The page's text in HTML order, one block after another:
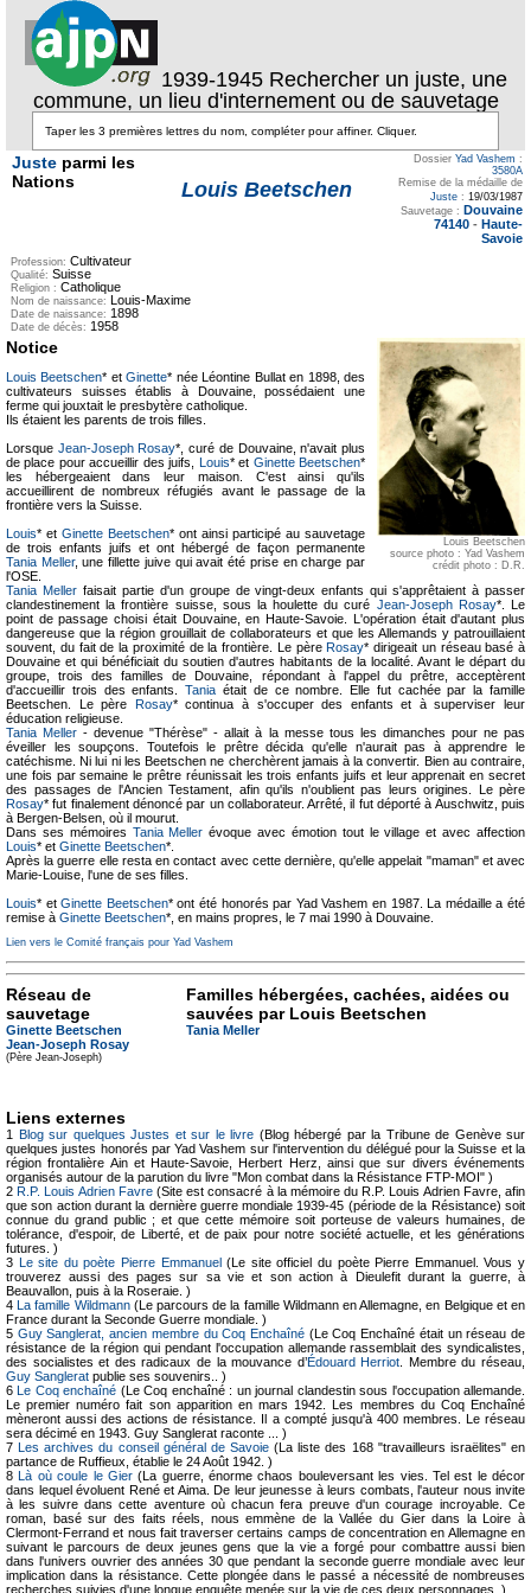
1939-1945 Rechercher un juste, une
commune, un lieu d'internement ou de sauvetage
Juste parmi les
Nations
Louis Beetschen
Dossier Yad Vashem :
3580A
Remise de la médaille de
Juste : 19/03/1987
Sauvetage : Douvaine
74140 - Haute-
Savoie
Profession: Cultivateur
Qualité: Suisse
Religion : Catholique
Nom de naissance: Louis-Maxime
Date de naissance: 1898
Date de décès: 1958
Louis Beetschen
source photo : Yad Vashem
crédit photo : D.R.
Notice
Louis Beetschen* etGinette* née Léontine Bullat en 1898, des
cultivateurs suisses établis à Douvaine, possédaient une
ferme qui jouxtait le presbytère catholique.
Ils étaient les parents de trois filles.
Lorsque Jean-Joseph Rosay*, curé de Douvaine, n'avait plus
de place pour accueillir des juifs, Louis* et Ginette Beetschen*
les hébergeaient dans leur maison. C'est ainsi qu'ils
accueillirent de nombreux réfugiés avant le passage de la
frontière vers la Suisse.
Louis* et Ginette Beetschen* ont ainsi participé au sauvetage
de trois enfants juifs et ont hébergé de façon permanente
Tania Meller, une fillette juive qui avait été prise en charge par
l'OSE.
Tania Mellerfaisait partie d'un groupe de vingt-deux enfants qui s'apprêtaient à passer
clandestinement la frontière suisse, sous la houlette du curé Jean-Joseph Rosay*. Le
point de passage choisi était Douvaine, en Haute-Savoie. L'opération était d'autant plus
dangereuse que la région grouillait de collaborateurs et que les Allemands y patrouillaient
souvent, du fait de la proximité de la frontière. Le pèreRosay* dirigeait un réseau basé à
Douvaine et qui bénéficiait du soutien d'autres habitants de la localité. Avant le départ du
groupe, trois des familles de Douvaine, répondant à l'appel du prêtre, acceptèrent
d'accueillir trois des enfants.Tania était de ce nombre. Elle fut cachée par la famille
Beetschen. Le père Rosay* continua à s'occuper des enfants et à superviser leur
éducation religieuse.
Tania Meller - devenue "Thérèse" - allait à la messe tous les dimanches pour ne pas
éveiller les soupçons. Toutefois le prêtre décida qu'elle n'aurait pas à apprendre le
catéchisme. Ni lui ni les Beetschen ne cherchèrent jamais à la convertir. Bien au contraire,
une fois par semaine le prêtre réunissait les trois enfants juifs et leur apprenait en secret
des passages de l'Ancien Testament, afin qu'ils n'oublient pas leurs origines. Le père
Rosay* fut finalement dénoncé par un collaborateur. Arrêté, il fut déporté à Auschwitz, puis
à Bergen-Belsen, où il mourut.
Dans ses mémoires Tania Meller évoque avec émotion tout le village et avec affection
Louis* et Ginette Beetschen*.
Après la guerre elle resta en contact avec cette dernière, qu'elle appelait "maman" et avec
Marie-Louise, l'une de ses filles.
Louis* etGinette Beetschen* ont été honorés par Yad Vashem en 1987. La médaille a été
remise à Ginette Beetschen*, en mains propres, le 7 mai 1990 à Douvaine.
Lien vers le Comité français pour Yad Vashem
Réseau de
sauvetage
Ginette Beetschen
Jean-Joseph Rosay
(Père Jean-Joseph)
Familles hébergées, cachées, aidées ou
sauvées par Louis Beetschen
Tania Meller
Liens externes
1 Blog sur quelques Justes et sur le livre (Blog hébergé par la Tribune de Genève sur
quelques justes honorés par Yad Vashem sur l'intervention du délégué pour la Suisse et la
région frontalière Ain et Haute-Savoie, Herbert Herz, ainsi que sur divers événements
organisés autour de la parution du livre "Mon combat dans la Résistance FTP-MOI" )
2R.P. Louis Adrien Favre(Site est consacré à la mémoire du R.P. Louis Adrien Favre, afin
que son action durant la dernière guerre mondiale 1939-45 (période de la Résistance) soit
connue du grand public ; et que cette mémoire soit porteuse de valeurs humaines, de
tolérance, d'espoir, de Liberté, et de paix pour notre société actuelle, et les générations
futures. )
3 Le site du poète Pierre Emmanuel(Le site officiel du poète Pierre Emmanuel. Vous y
trouverez aussi des pages sur sa vie et son action à Dieulefit durant la guerre, à
Beauvallon, puis à la Roseraie. )
4La famille Wildmann(Le parcours de la famille Wildmann en Allemagne, en Belgique et en
France durant la Seconde Guerre mondiale. )
5 Guy Sanglerat, ancien membre du Coq Enchaîné (Le Coq Enchaîné était un réseau de
résistance de la région qui pendant l'occupation allemande rassemblait des syndicalistes,
des socialistes et des radicaux de la mouvance d’Édouard Herriot . Membre du réseau,
Guy Sanglerat publie ses souvenirs.. )
6Le Coq enchaîné (Le Coq enchaîné : un journal clandestin sous l'occupation allemande.
Le premier numéro fait son apparition en mars 1942. Les membres du Coq Enchaîné
mèneront aussi des actions de résistance. Il a compté jusqu'à 400 membres. Le réseau
sera décimé en 1943. Guy Sanglerat raconte ... )
7Les archives du conseil général de Savoie (La liste des 168 "travailleurs israëlites" en
partance de Ruffieux, établie le 24 Août 1942. )
8Là où coule le Gier(La guerre, énorme chaos bouleversant les vies. Tel est le décor
dans lequel évoluent René et Aima. De leur jeunesse à leurs combats, l'auteur nous invite
à les suivre dans cette aventure où chacun fera preuve d'un courage incroyable. Ce
roman, basé sur des faits réels, nous emmène de la Vallée du Gier dans la Loire à
Clermont-Ferrand et nous fait traverser certains camps de concentration en Allemagne en
suivant le parcours de deux jeunes gens que la vie a forgé pour combattre aussi bien
dans l'univers ouvrier des années 30 que pendant la seconde guerre mondiale avec leur
implication dans la résistance. Cette plongée dans le passé a nécessité de nombreuses
recherches suivies d'une longue enquête menée sur la vie de ces deux personnages. )